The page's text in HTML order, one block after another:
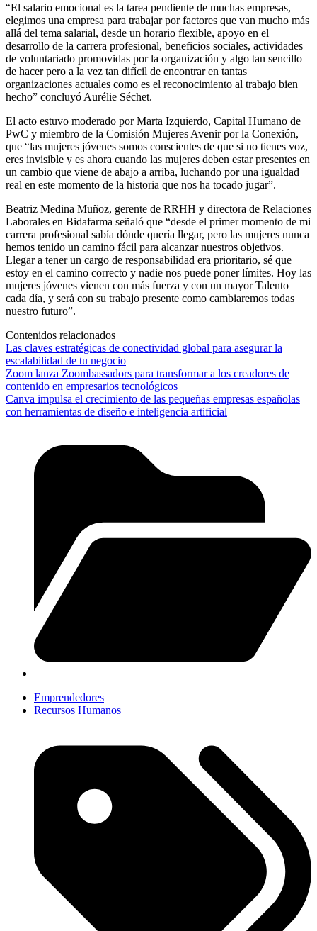
“El salario emocional es la tarea pendiente de muchas empresas,
elegimos una empresa para trabajar por factores que van mucho más
allá del tema salarial, desde un horario flexible, apoyo en el
desarrollo de la carrera profesional, beneficios sociales, actividades
de voluntariado promovidas por la organización y algo tan sencillo
de hacer pero a la vez tan difícil de encontrar en tantas
organizaciones actuales como es el reconocimiento al trabajo bien
hecho” concluyó Aurélie Séchet.
El acto estuvo moderado por Marta Izquierdo, Capital Humano de
PwC y miembro de la Comisión Mujeres Avenir por la Conexión,
que “las mujeres jóvenes somos conscientes de que si no tienes voz,
eres invisible y es ahora cuando las mujeres deben estar presentes en
un cambio que viene de abajo a arriba, luchando por una igualdad
real en este momento de la historia que nos ha tocado jugar”.
Beatriz Medina Muñoz, gerente de RRHH y directora de Relaciones
Laborales en Bidafarma señaló que “desde el primer momento de mi
carrera profesional sabía dónde quería llegar, pero las mujeres nunca
hemos tenido un camino fácil para alcanzar nuestros objetivos.
Llegar a tener un cargo de responsabilidad era prioritario, sé que
estoy en el camino correcto y nadie nos puede poner límites. Hoy las
mujeres jóvenes vienen con más fuerza y con un mayor Talento
cada día, y será con su trabajo presente como cambiaremos todas
nuestro futuro”.
Contenidos relacionados
Las claves estratégicas de conectividad global para asegurar la
escalabilidad de tu negocio
Zoom lanza Zoombassadors para transformar a los creadores de
contenido en empresarios tecnológicos
Canva impulsa el crecimiento de las pequeñas empresas españolas
con herramientas de diseño e inteligencia artificial
Emprendedores
Recursos Humanos